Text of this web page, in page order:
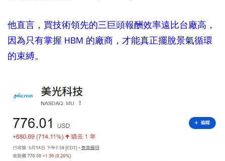
他直言，買技術領先的三巨頭報酬效率遠比台廠高，
因為只有掌握 HBM 的廠商，才能真正擺脫景氣循環
的束縛。